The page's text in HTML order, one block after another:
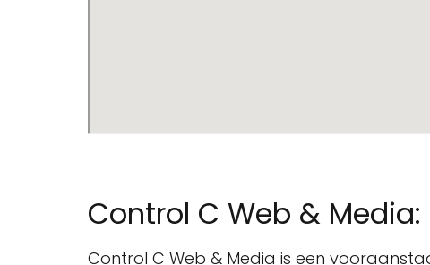
Control C Web &
Control C Web & Media is een